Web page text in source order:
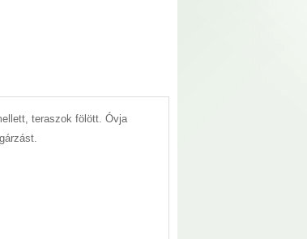
teraszok fölött. Óvja